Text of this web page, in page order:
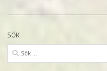
SÖK
Sök
efter: